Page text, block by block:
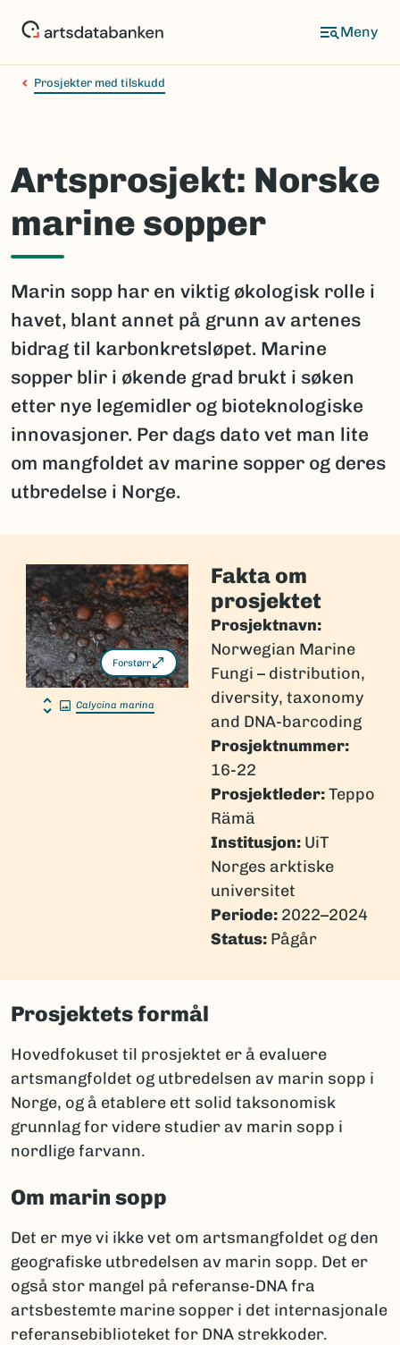
Prosjekter med tilskudd
Artsprosjekt: Norske
marine sopper
Marin sopp har en viktig økologisk rolle i
havet, blant annet på grunn av artenes
bidrag til karbonkretsløpet. Marine
sopper blir i økende grad brukt i søken
etter nye legemidler og bioteknologiske
innovasjoner. Per dags dato vet man lite
om mangfoldet av marine sopper og deres
utbredelse i Norge.
Forstørr
Calycina marina
Fakta om
prosjektet
Prosjektnavn:
Norwegian Marine
Fungi – distribution,
diversity, taxonomy
and DNA-barcoding
Prosjektnummer:
16-22
Prosjektleder:Teppo
Rämä
Institusjon: UiT
Norges arktiske
universitet
Periode: 2022–2024
Status: Pågår
Prosjektets formål
Hovedfokuset til prosjektet er å evaluere
artsmangfoldet og utbredelsen av marin sopp i
Norge, og å etablere ett solid taksonomisk
grunnlag for videre studier av marin sopp i
nordlige farvann.
Om marin sopp
Det er mye vi ikke vet om artsmangfoldet og den
geografiske utbredelsen av marin sopp. Det er
også stor mangel på referanse-DNA fra
artsbestemte marine sopper i det internasjonale
referansebiblioteket for DNA strekkoder.